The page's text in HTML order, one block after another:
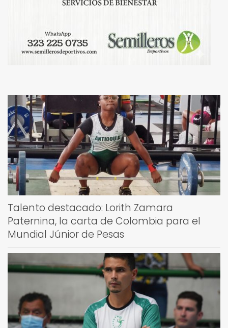
Talento destacado: Lorith Zamara
Paternina, la carta de Colombia para el
Mundial Júnior de Pesas